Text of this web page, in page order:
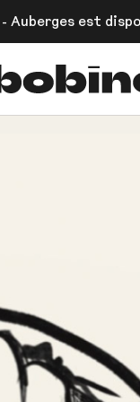
- Auberges est